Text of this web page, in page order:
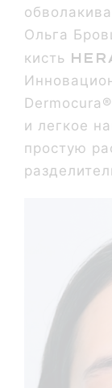
Ольга
кисть
и легкое
простую